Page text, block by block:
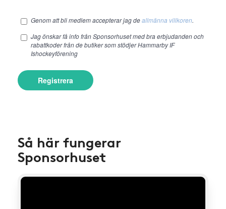
Genom att bli medlem accepterar jag deallmänna villkoren.
Jag önskar få info från Sponsorhuset med bra erbjudanden och
rabattkoder från de butiker som stödjer Hammarby IF
Ishockeyförening
Registrera
Så här fungerar
Sponsorhuset